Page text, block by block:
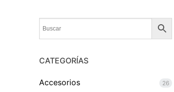
CATEGORÍAS
Accesorios 26